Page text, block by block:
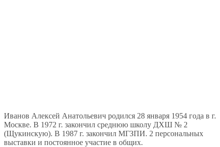
Иванов Алексей Анатольевич родился 28 января 1954 года в г.
Москве. В 1972 г. закончил среднюю школу ДХШ № 2
(Щукинскую). В 1987 г. закончил МГЗПИ. 2 персональных
выставки и постоянное участие в общих.